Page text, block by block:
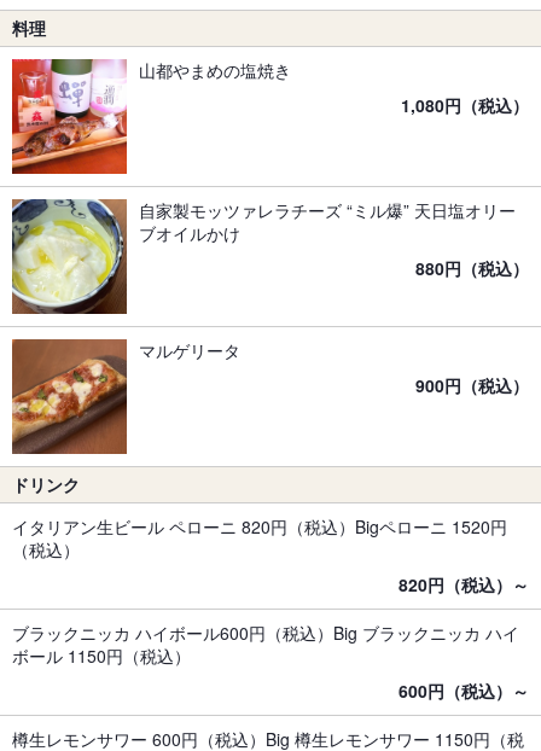
料理
山都やまめの塩焼き
1,080円（税込）
自家製モッツァレラチーズ “ミル爆” 天日塩オリー
ブオイルかけ
880円（税込）
マルゲリータ
900円（税込）
ドリンク
イタリアン生ビール ペローニ 820円（税込）Bigペローニ 1520円
（税込）
820円（税込）～
ブラックニッカ ハイボール600円（税込）Big ブラックニッカ ハイ
ボール 1150円（税込）
600円（税込）～
樽生レモンサワー 600円（税込）Big 樽生レモンサワー 1150円（税